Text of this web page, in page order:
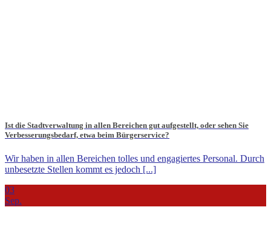
Ist die Stadtverwaltung in allen Bereichen gut aufgestellt, oder sehen Sie
Verbesserungsbedarf, etwa beim Bürgerservice?
Wir haben in allen Bereichen tolles und engagiertes Personal. Durch
unbesetzte Stellen kommt es jedoch [...]
03
Sep.